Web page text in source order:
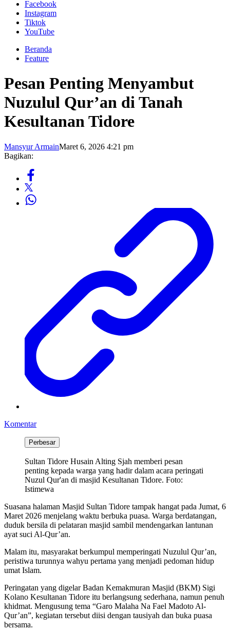
Facebook
Instagram
Tiktok
YouTube
Beranda
Feature
Pesan Penting Menyambut
Nuzulul Qur’an di Tanah
Kesultanan Tidore
Mansyur ArmainMaret 6, 2026 4:21 pm
Bagikan:
Komentar
Perbesar
Sultan Tidore Husain Alting Sjah memberi pesan
penting kepada warga yang hadir dalam acara peringati
Nuzul Qur'an di masjid Kesultanan Tidore. Foto:
Istimewa
Suasana halaman Masjid Sultan Tidore tampak hangat pada Jumat, 6
Maret 2026 menjelang waktu berbuka puasa. Warga berdatangan,
duduk bersila di pelataran masjid sambil mendengarkan lantunan
ayat suci Al-Qur’an.
Malam itu, masyarakat berkumpul memperingati Nuzulul Qur’an,
peristiwa turunnya wahyu pertama yang menjadi pedoman hidup
umat Islam.
Peringatan yang digelar Badan Kemakmuran Masjid (BKM) Sigi
Kolano Kesultanan Tidore itu berlangsung sederhana, namun penuh
khidmat. Mengusung tema “Garo Malaha Na Fael Madoto Al-
Qur’an”, kegiatan tersebut diisi dengan tausiyah dan buka puasa
bersama.